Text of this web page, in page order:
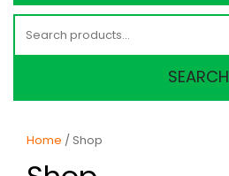
for:
SEARCH
Home / Shop